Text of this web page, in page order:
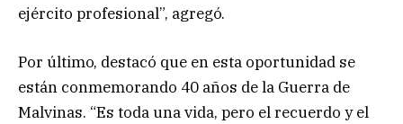
ejército profesional”, agregó.
Por último, destacó que en esta oportunidad se
están conmemorando 40 años de la Guerra de
Malvinas. “Es toda una vida, pero el recuerdo y el